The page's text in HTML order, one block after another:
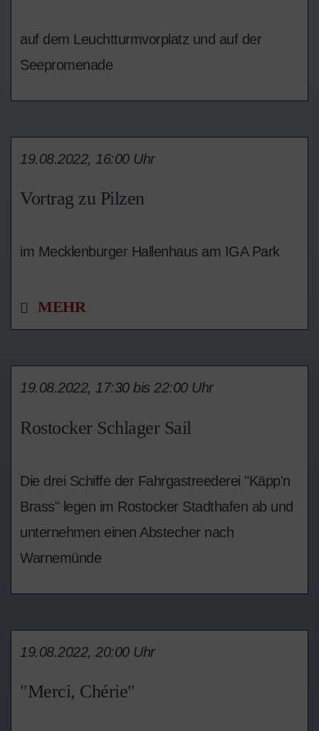
auf dem Leuchtturmvorplatz und auf der
Seepromenade
Vortrag zu Pilzen
19.08.2022, 16:00 Uhr
im Mecklenburger Hallenhaus am IGA Park
MEHR
Rostocker Schlager Sail
19.08.2022, 17:30 bis 22:00 Uhr
Die drei Schiffe der Fahrgastreederei "Käpp'n
Brass" legen im Rostocker Stadthafen ab und
unternehmen einen Abstecher nach
Warnemünde
"Merci, Chérie"
19.08.2022, 20:00 Uhr